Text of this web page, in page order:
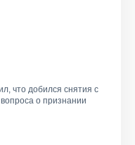
что добился снятия с
о признании